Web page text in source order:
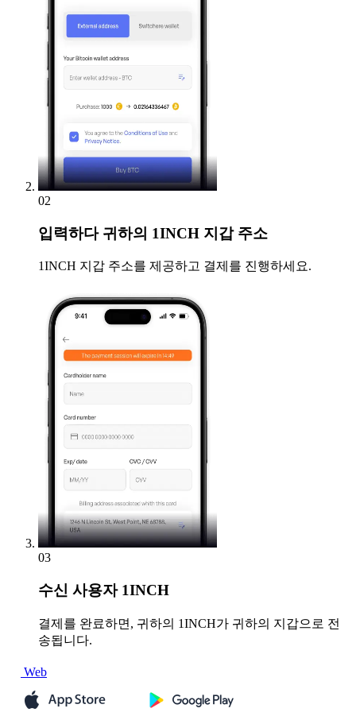
02
입력하다귀하의 1INCH 지갑 주소
1INCH 지갑 주소를 제공하고 결제를 진행하세요.
03
수신 사용자 1INCH
결제를 완료하면, 귀하의 1INCH가 귀하의 지갑으로 전
송됩니다.
Web